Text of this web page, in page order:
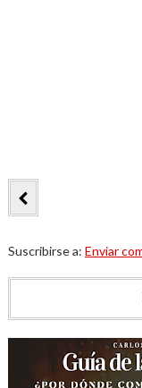
Suscribirse a: Enviar